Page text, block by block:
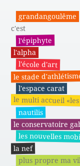
grandangoulême
c'est
l'épiphyte
l'alpha
l'école d'art
le stade
l'espace carat
le multi accueil
nautilis
le conservatoire
les nouvelles
la nef
plus propre ma